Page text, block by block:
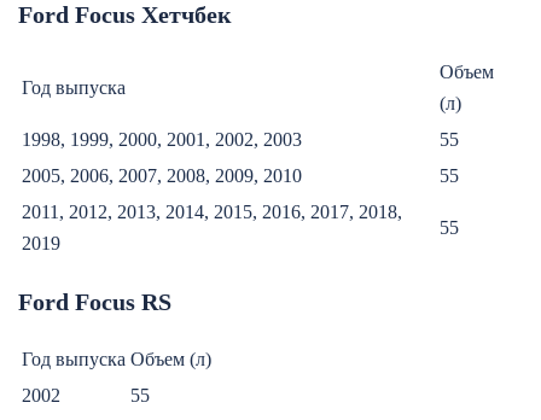
Ford Focus Хетчбек
Год выпуска
Объем
(л)
1998, 1999, 2000, 2001, 2002, 2003
55
2005, 2006, 2007, 2008, 2009, 2010
55
2011, 2012, 2013, 2014, 2015, 2016, 2017, 2018,
2019
55
Ford Focus RS
Год выпуска Объем (л)
2002
55